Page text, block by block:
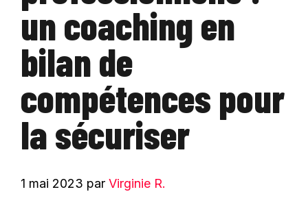
un coaching en
bilan de
compétences pour
la sécuriser
1 mai 2023 par Virginie R.